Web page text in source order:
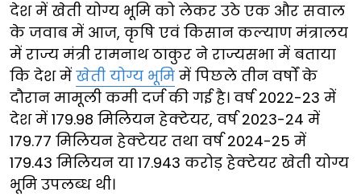
देश में खेती योग्य भूमि को लेकर उठे एक और सवाल
के जवाब में आज, कृषि एवं किसान कल्याण मंत्रालय
में राज्य मंत्री रामनाथ ठाकुर ने राज्यसभा में बताया
कि देश में खेती योग्य भूमि में पिछले तीन वर्षों के
दौरान मामूली कमी दर्ज की गई है। वर्ष 2022-23 में
देश में 179.98 मिलियन हेक्टेयर, वर्ष 2023-24 में
179.77 मिलियन हेक्टेयर तथा वर्ष 2024-25 में
179.43 मिलियन या 17.943 करोड़ हेक्टेयर खेती योग्य
भूमि उपलब्ध थी।